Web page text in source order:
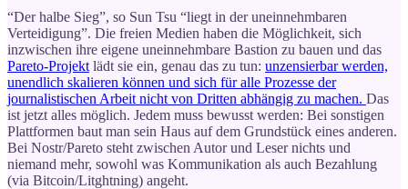
“Der halbe Sieg”, so Sun Tsu “liegt in der uneinnehmbaren
Verteidigung”. Die freien Medien haben die Möglichkeit, sich
inzwischen ihre eigene uneinnehmbare Bastion zu bauen und das
Pareto-Projekt lädt sie ein, genau das zu tun: unzensierbar werden,
unendlich skalieren können und sich für alle Prozesse der
journalistischen Arbeit nicht von Dritten abhängig zu machen. Das
ist jetzt alles möglich. Jedem muss bewusst werden: Bei sonstigen
Plattformen baut man sein Haus auf dem Grundstück eines anderen.
Bei Nostr/Pareto steht zwischen Autor und Leser nichts und
niemand mehr, sowohl was Kommunikation als auch Bezahlung
(via Bitcoin/Litghtning) angeht.